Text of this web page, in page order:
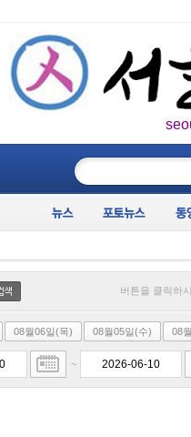
버튼을 클릭하
08월06일(목) 08월05일(수) 08
~